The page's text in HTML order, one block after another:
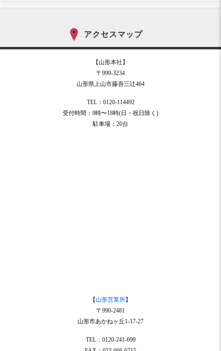
アクセスマップ
【山形本社】
〒999-3234
山形県上山市藤吾三辻464
TEL：0120-114492
受付時間：9時〜18時(日・祝日除く)
駐車場：20台
【 山形営業所】
〒990-2481
山形市あかねヶ丘1-17-27
TEL：0120-241-699